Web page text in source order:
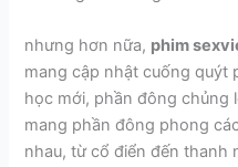
nhưng hơn nữa, phim
mang cập nhật cuống quýt
học mới, phần đông chủng
mang phần đông phong
nhau, từ cổ điển đến thanh